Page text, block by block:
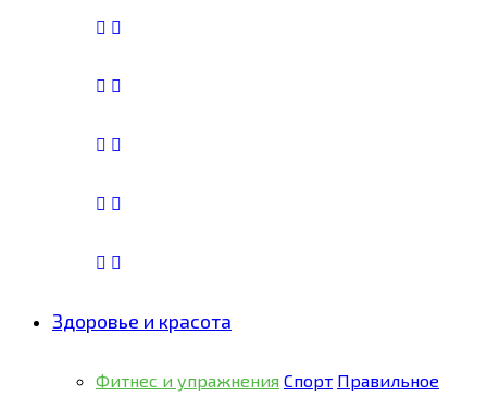
Здоровье и красота
Фитнес и упражнения Спорт Правильное